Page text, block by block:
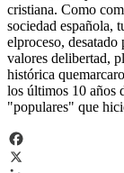
cristiana. Como
sociedad española,
elproceso,
valores delibertad,
histórica
los últimos 10 años
"populares" que
Facebook